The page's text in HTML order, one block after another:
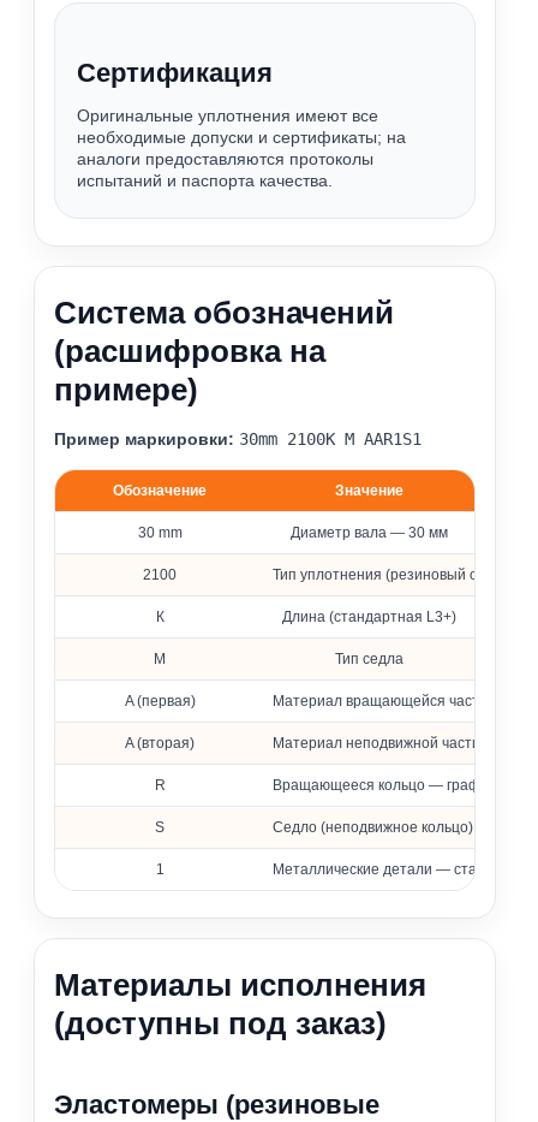
Сертификация
Оригинальные уплотнения имеют все
необходимые допуски и сертификаты; на
аналоги предоставляются протоколы
испытаний и паспорта качества.
Система обозначений
(расшифровка на
примере)
Пример маркировки: 30mm 2100К M AAR1S1
Расшифровка обозначения уплотнения 2100
Обозначение Значение
30 mm Диаметр вала — 30 мм
2100 Тип уплотнения (резиновый сильфон)
К Длина (стандартная L3+)
M Тип седла
A (первая) Материал вращающейся части —
A (вторая) Материал неподвижной части —
R Вращающееся кольцо — графит,
S Седло (неподвижное кольцо) —
1 Металлические детали — сталь 316
Материалы исполнения
(доступны под заказ)
Эластомеры (резиновые